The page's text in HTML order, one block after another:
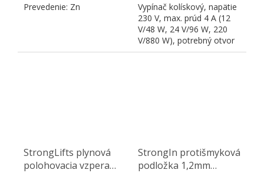
Prevedenie: Zn
Vypínač kolískový, napätie
230 V, max. prúd 4 A (12
V/48 W, 24 V/96 W, 220
V/880 W), potrebný otvor
20mm. Odkazy a...
StrongLifts plynová
polohovacia vzpera
StrongIn protišmyková
podložka 1,2mm